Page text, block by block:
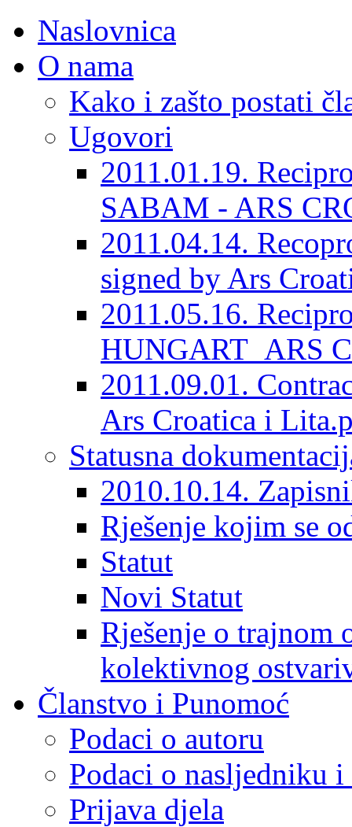
Naslovnica
O nama
Kako i zašto postati
Ugovori
2011.01.19.
SABAM - ARS
2011.04.14.
signed by Ars
2011.05.16.
HUNGART_ARS
2011.09.01.
Ars Croatica i
Statusna
2010.10.14.
Rješenje kojim se
Statut
Novi Statut
Rješenje o trajnom
kolektivnog
Članstvo i Punomoć
Podaci o autoru
Podaci o nasljedniku
Prijava djela